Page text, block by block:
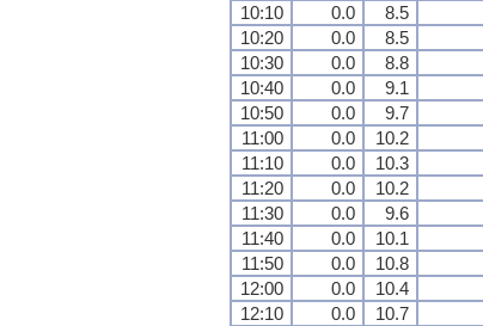
10:10
0.0 8.5
10:20
0.0 8.5
10:30
0.0 8.8
10:40
0.0 9.1
10:50
0.0 9.7
11:00
0.0 10.2
11:10
0.0 10.3
11:20
0.0 10.2
11:30
0.0 9.6
11:40
0.0 10.1
11:50
0.0 10.8
12:00
0.0 10.4
12:10
0.0 10.7